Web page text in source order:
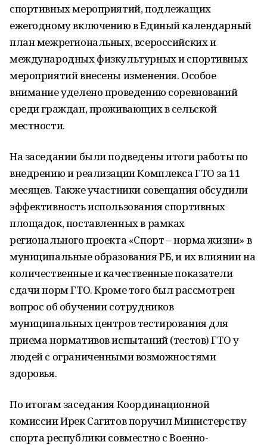
спортивных мероприятий, подлежащих
ежегодному включению в Единый календарный
план межрегиональных, всероссийских и
международных физкультурных и спортивных
мероприятий внесены изменения. Особое
внимание уделено проведению соревнований
среди граждан, проживающих в сельской
местности.
На заседании были подведены итоги работы по
внедрению и реализации Комплекса ГТО за 11
месяцев. Также участники совещания обсудили
эффективность использования спортивных
площадок, поставленных в рамках
регионального проекта «Спорт – норма жизни» в
муниципальные образования РБ, и их влиянии на
количественные и качественные показатели
сдачи норм ГТО. Кроме того был рассмотрен
вопрос об обучении сотрудников
муниципальных центров тестирования для
приема нормативов испытаний (тестов) ГТО у
людей с ограниченными возможностями
здоровья.
По итогам заседания Координационной
комиссии Ирек Сагитов поручил Министерству
спорта республики совместно с Военно-